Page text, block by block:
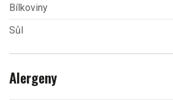
Bílkoviny
Sůl
Alergeny